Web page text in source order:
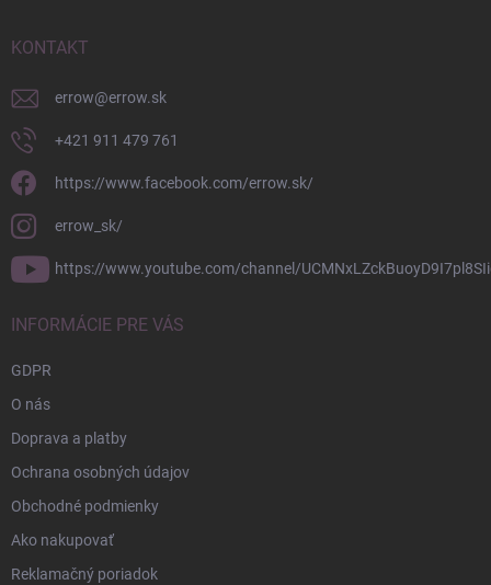
KONTAKT
errow@errow.sk
+421 911 479 761
https://www.facebook.com/errow.sk/
errow_sk/
https://www.youtube.com/channel/
INFORMÁCIE PRE VÁS
GDPR
O nás
Doprava a platby
Ochrana osobných údajov
Obchodné podmienky
Ako nakupovať
Reklamačný poriadok